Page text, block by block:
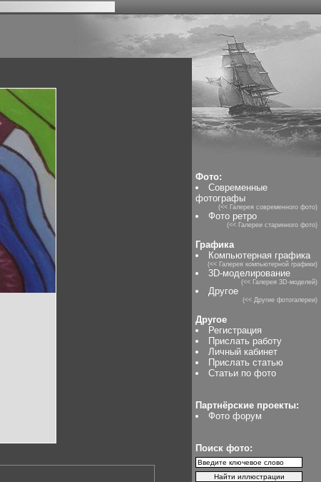
Фото:
Современные
фотографы
(<< Галерея современного фото)
Фото ретро
(<< Галереи старинного фото)
Графика
Компьютерная графика
(<< Галерея компьютерной графики)
3D-моделирование
(<< Галерея 3D-моделей)
Другое
(<< Другие фотогалереи)
Другое
Регистрация
Прислать работу
Личный кабинет
Прислать статью
Статьи по фото
Партнёрские проекты:
Фото форум
Поиск фото: